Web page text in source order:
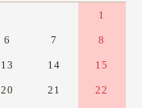
1
6 7 8
13 14 15
20 21 22